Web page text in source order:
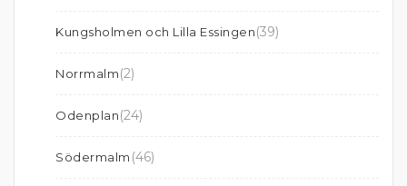
Kungsholmen och Lilla Essingen(39)
Norrmalm(2)
Odenplan(24)
Södermalm (46)